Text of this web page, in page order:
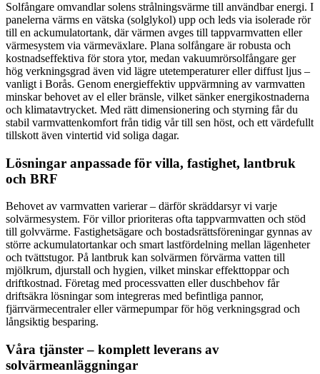
Solfångare omvandlar solens strålningsvärme till användbar energi. I
panelerna värms en vätska (solglykol) upp och leds via isolerade rör
till en ackumulatortank, där värmen avges till tappvarmvatten eller
värmesystem via värmeväxlare. Plana solfångare är robusta och
kostnadseffektiva för stora ytor, medan vakuumrörsolfångare ger
hög verkningsgrad även vid lägre utetemperaturer eller diffust ljus –
vanligt i Borås. Genom energieffektiv uppvärmning av varmvatten
minskar behovet av el eller bränsle, vilket sänker energikostnaderna
och klimatavtrycket. Med rätt dimensionering och styrning får du
stabil varmvattenkomfort från tidig vår till sen höst, och ett värdefullt
tillskott även vintertid vid soliga dagar.
Lösningar anpassade för villa, fastighet, lantbruk
och BRF
Behovet av varmvatten varierar – därför skräddarsyr vi varje
solvärmesystem. För villor prioriteras ofta tappvarmvatten och stöd
till golvvärme. Fastighetsägare och bostadsrättsföreningar gynnas av
större ackumulatortankar och smart lastfördelning mellan lägenheter
och tvättstugor. På lantbruk kan solvärmen förvärma vatten till
mjölkrum, djurstall och hygien, vilket minskar effekttoppar och
driftkostnad. Företag med processvatten eller duschbehov får
driftsäkra lösningar som integreras med befintliga pannor,
fjärrvärmecentraler eller värmepumpar för hög verkningsgrad och
långsiktig besparing.
Våra tjänster – komplett leverans av
solvärmeanläggningar